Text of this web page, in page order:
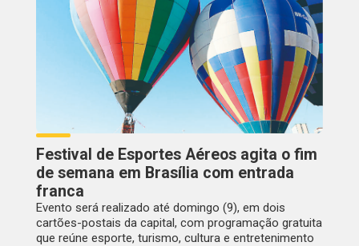
Festival de Esportes Aéreos agita o fim
de semana em Brasília com entrada
franca
Evento será realizado até domingo (9), em dois
cartões-postais da capital, com programação gratuita
que reúne esporte, turismo, cultura e entretenimento